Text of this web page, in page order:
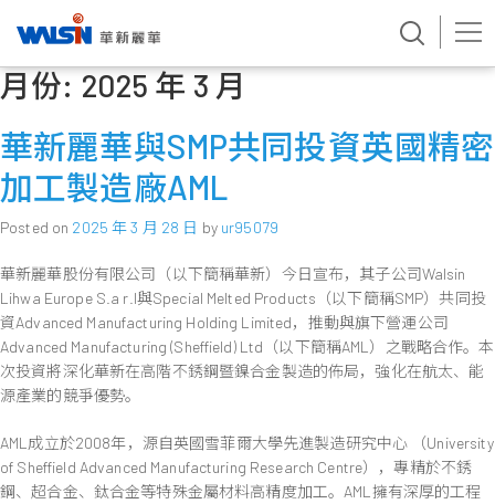
Skip
to月份: 2025 年 3 月
華新麗華與SMP共同投資英國精密
加工製造廠AML
Posted on 2025 年 3 月 28 日 by ur95079
華新麗華股份有限公司（以下簡稱華新）今日宣布，其子公司Walsin
Lihwa Europe S.a r.l與Special Melted Products（以下簡稱SMP）共同投
資Advanced Manufacturing Holding Limited，推動與旗下營運公司
Advanced Manufacturing (Sheffield) Ltd（以下簡稱AML）之戰略合作。本
次投資將深化華新在高階不銹鋼暨鎳合金製造的佈局，強化在航太、能
源產業的競爭優勢。
AML成立於2008年，源自英國雪菲爾大學先進製造研究中心 （University
of Sheffield Advanced Manufacturing Research Centre），專精於不銹
鋼、超合金、鈦合金等特殊金屬材料高精度加工。AML擁有深厚的工程